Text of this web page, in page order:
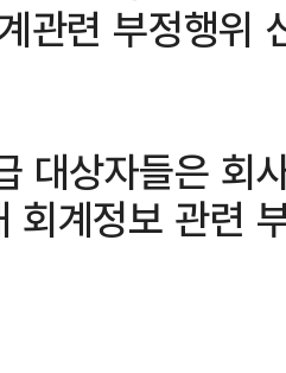
관련 부정행위
대상자들은 회
회계정보 관련